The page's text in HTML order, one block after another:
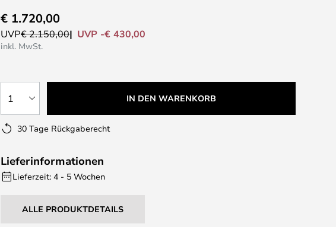
€ 1.720,00
UVP€ 2.150,00 UVP -€ 430,00
inkl. MwSt.
1 IN DEN WARENKORB
30 Tage Rückgaberecht
Lieferinformationen
Lieferzeit: 4 - 5 Wochen
ALLE PRODUKTDETAILS